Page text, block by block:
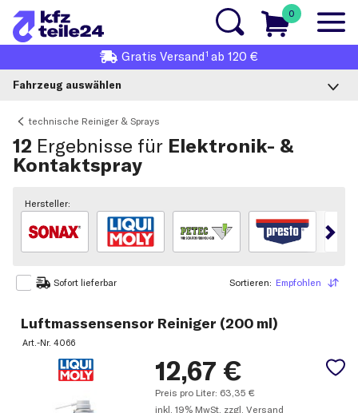
0
Gratis Versand1 ab 120 €
Fahrzeug auswählen
technische Reiniger & Sprays
12 Ergebnisse für Elektronik- &
Kontaktspray
Hersteller:
Sofort lieferbar Empfohlen
Sortieren
Luftmassensensor Reiniger (200 ml)
Art.-Nr.4066
12,67 €
Preis pro Liter: 63,35 €
inkl. 19% MwSt. zzgl. Versand